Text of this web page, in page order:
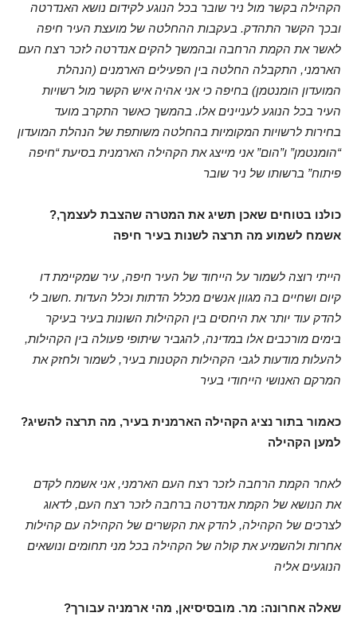
הקהילה בקשר מול ניר שובר בכל הנוגע לקידום נושא האנדרטה
ובכך הקשר התהדק. בעקבות ההחלטה של מועצת העיר חיפה
לאשר את הקמת הרחבה ובהמשך להקים אנדרטה לזכר רצח העם
הארמני, התקבלה החלטה בין הפעילים הארמנים (הנהלת
המועדון הומנטמן) בחיפה כי אני אהיה איש הקשר מול רשויות
העיר בכל הנוגע לעניינים אלו. בהמשך כאשר התקרב מועד
בחירות לרשויות המקומיות בהחלטה משותפת של הנהלת המועדון
“הומנטמן” ו”הום” אני מייצג את הקהילה הארמנית בסיעת “חיפה
פיתוח” ברשותו של ניר שובר
?כולנו בטוחים שאכן תשיג את המטרה שהצבת לעצמך,
אשמח לשמוע מה תרצה לשנות בעיר חיפה
הייתי רוצה לשמור על הייחוד של העיר חיפה, עיר שמקיימת דו
קיום ושחיים בה מגוון אנשים מכלל הדתות וכלל העדות .חשוב לי
להדק עוד יותר את היחסים בין הקהילות השונות בעיר בעיקר
בימים מורכבים אלו במדינה, להגביר שיתופי פעולה בין הקהילות,
להעלות מודעות לגבי הקהילות הקטנות בעיר, לשמור ולחזק את
המרקם האנושי הייחודי בעיר
?כאמור בתור נציג הקהילה הארמנית בעיר, מה תרצה להשיג
למען הקהילה
לאחר הקמת הרחבה לזכר רצח העם הארמני, אני אשמח לקדם
את הנושא של הקמת אנדרטה ברחבה לזכר רצח העם, לדאוג
לצרכים של הקהילה, להדק את הקשרים של הקהילה עם קהילות
אחרות ולהשמיע את קולה של הקהילה בכל מני תחומים ונושאים
הנוגעים אליה
?שאלה אחרונה: מר. מובסיסיאן, מהי ארמניה עבורך